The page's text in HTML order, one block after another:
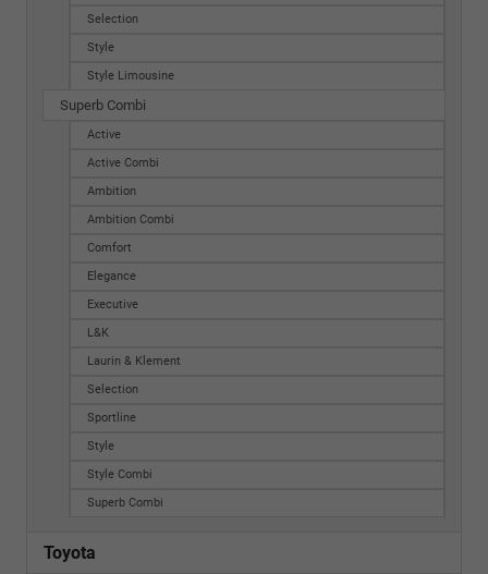
Selection
Style
Style Limousine
Superb Combi
Active
Active Combi
Ambition
Ambition Combi
Comfort
Elegance
Executive
L&K
Laurin & Klement
Selection
Sportline
Style
Style Combi
Superb Combi
Toyota